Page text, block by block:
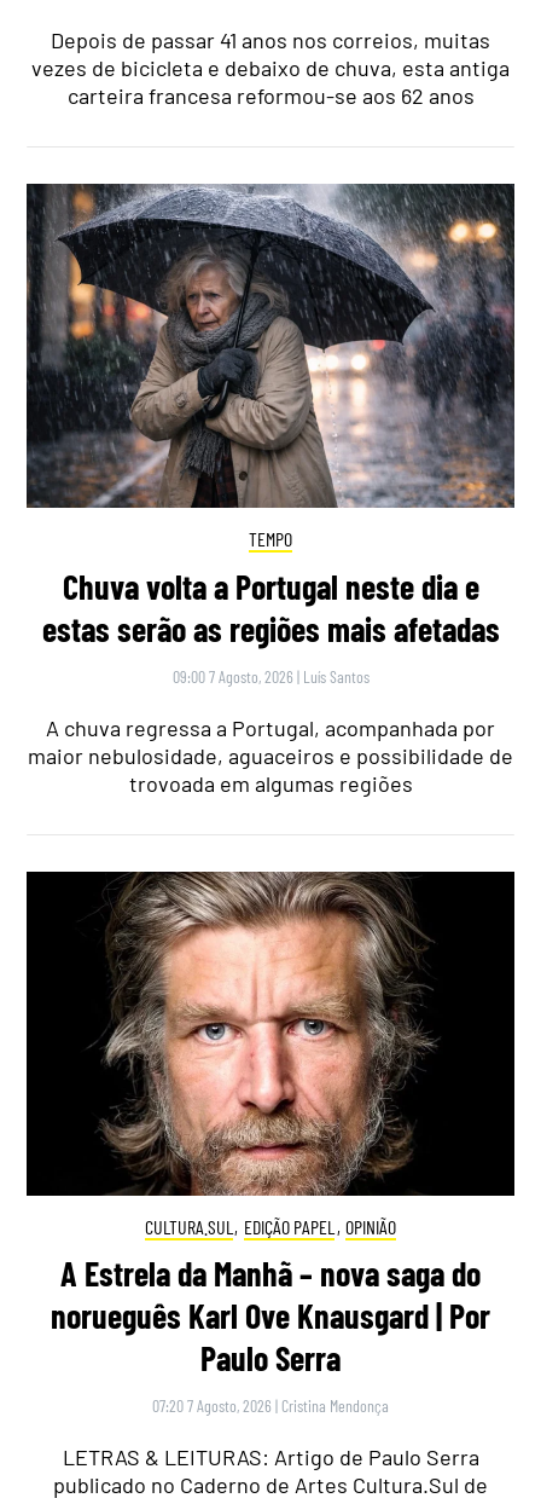
Depois de passar 41 anos nos correios, muitas
vezes de bicicleta e debaixo de chuva, esta antiga
carteira francesa reformou-se aos 62 anos
TEMPO
Chuva volta a Portugal neste dia e
estas serão as regiões mais afetadas
09:00 7 Agosto, 2026 | Luís Santos
A chuva regressa a Portugal, acompanhada por
maior nebulosidade, aguaceiros e possibilidade de
trovoada em algumas regiões
CULTURA.SUL , EDIÇÃO PAPEL , OPINIÃO
A Estrela da Manhã – nova saga do
norueguês Karl Ove Knausgard | Por
Paulo Serra
07:20 7 Agosto, 2026 | Cristina Mendonça
LETRAS & LEITURAS: Artigo de Paulo Serra
publicado no Caderno de Artes Cultura.Sul de